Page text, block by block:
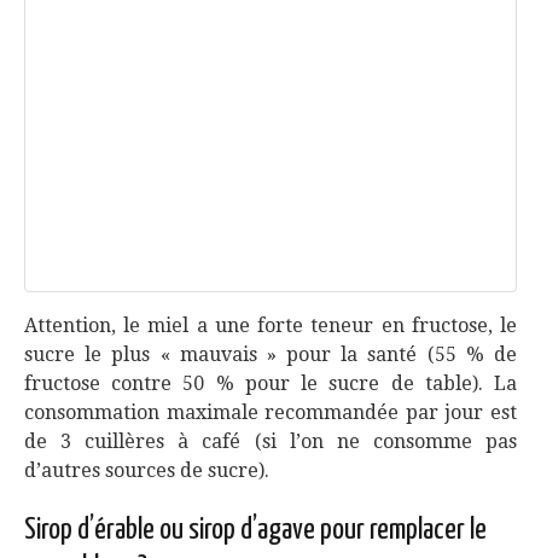
Attention, le miel a une forte teneur en fructose, le
sucre le plus « mauvais » pour la santé (55 % de
fructose contre 50 % pour le sucre de table). La
consommation maximale recommandée par jour est
de 3 cuillères à café (si l’on ne consomme pas
d’autres sources de sucre).
Sirop d’érable ou sirop d’agave pour remplacer le